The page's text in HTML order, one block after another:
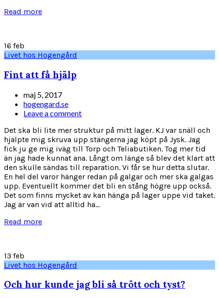
Read more
16 feb
Livet hos Hogengård
Fint att få hjälp
maj 5, 2017
hogengard.se
Leave a comment
Det ska bli lite mer struktur på mitt lager. KJ var snäll och
hjälpte mig skruva upp stängerna jag köpt på Jysk. Jag
fick ju ge mig iväg till Torp och Teliabutiken. Tog mer tid
än jag hade kunnat ana. Långt om länge så blev det klart att
den skulle sändas till reparation. Vi får se hur detta slutar.
En hel del varor hänger redan på galgar och mer ska galgas
upp. Eventuellt kommer det bli en stång högre upp också.
Det som finns mycket av kan hänga på lager uppe vid taket.
Jag är van vid att alltid ha...
Read more
13 feb
Livet hos Hogengård
Och hur kunde jag bli så trött och tyst?